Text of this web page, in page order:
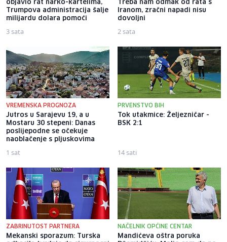
objavio rat narko-kartelima,
Trumpova administracija šalje
milijardu dolara pomoći
3 sata
Treba nam odmak od rata s
Iranom, zračni napadi nisu
dovoljni
2 sata
VREMENSKA PROGNOZA
Jutros u Sarajevu 19, a u
Mostaru 30 stepeni: Danas
poslijepodne se očekuje
naoblačenje s pljuskovima
1 sat
PRVENSTVO BIH
Tok utakmice: Željezničar -
BSK 2:1
14 sati
ZABRINUTOST PARTNERA
Mekanski sporazum: Turska
NAČELNIK OPĆINE CENTAR
Mandićeva oštra poruka